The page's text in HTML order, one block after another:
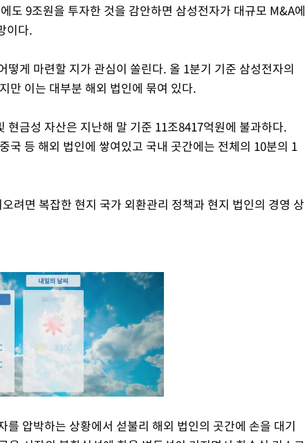
도 9조원을 투자한 것을 감안하면 삼성전자가 대규모 M&A에
이다.
게 마련할 지가 관심이 쏠린다. 올 1분기 기준 삼성전자의
만 이는 대부분 해외 법인에 묶여 있다.
현금성 자산은 지난해 말 기준 11조8417억원에 불과하다.
국 등 해외 법인에 쌓여있고 국내 곳간에는 전체의 10분의 1
려면 복잡한 현지 국가 외환관리 정책과 현지 법인의 경영 상
압박하는 상황에서 섣불리 해외 법인의 곳간에 손을 대기